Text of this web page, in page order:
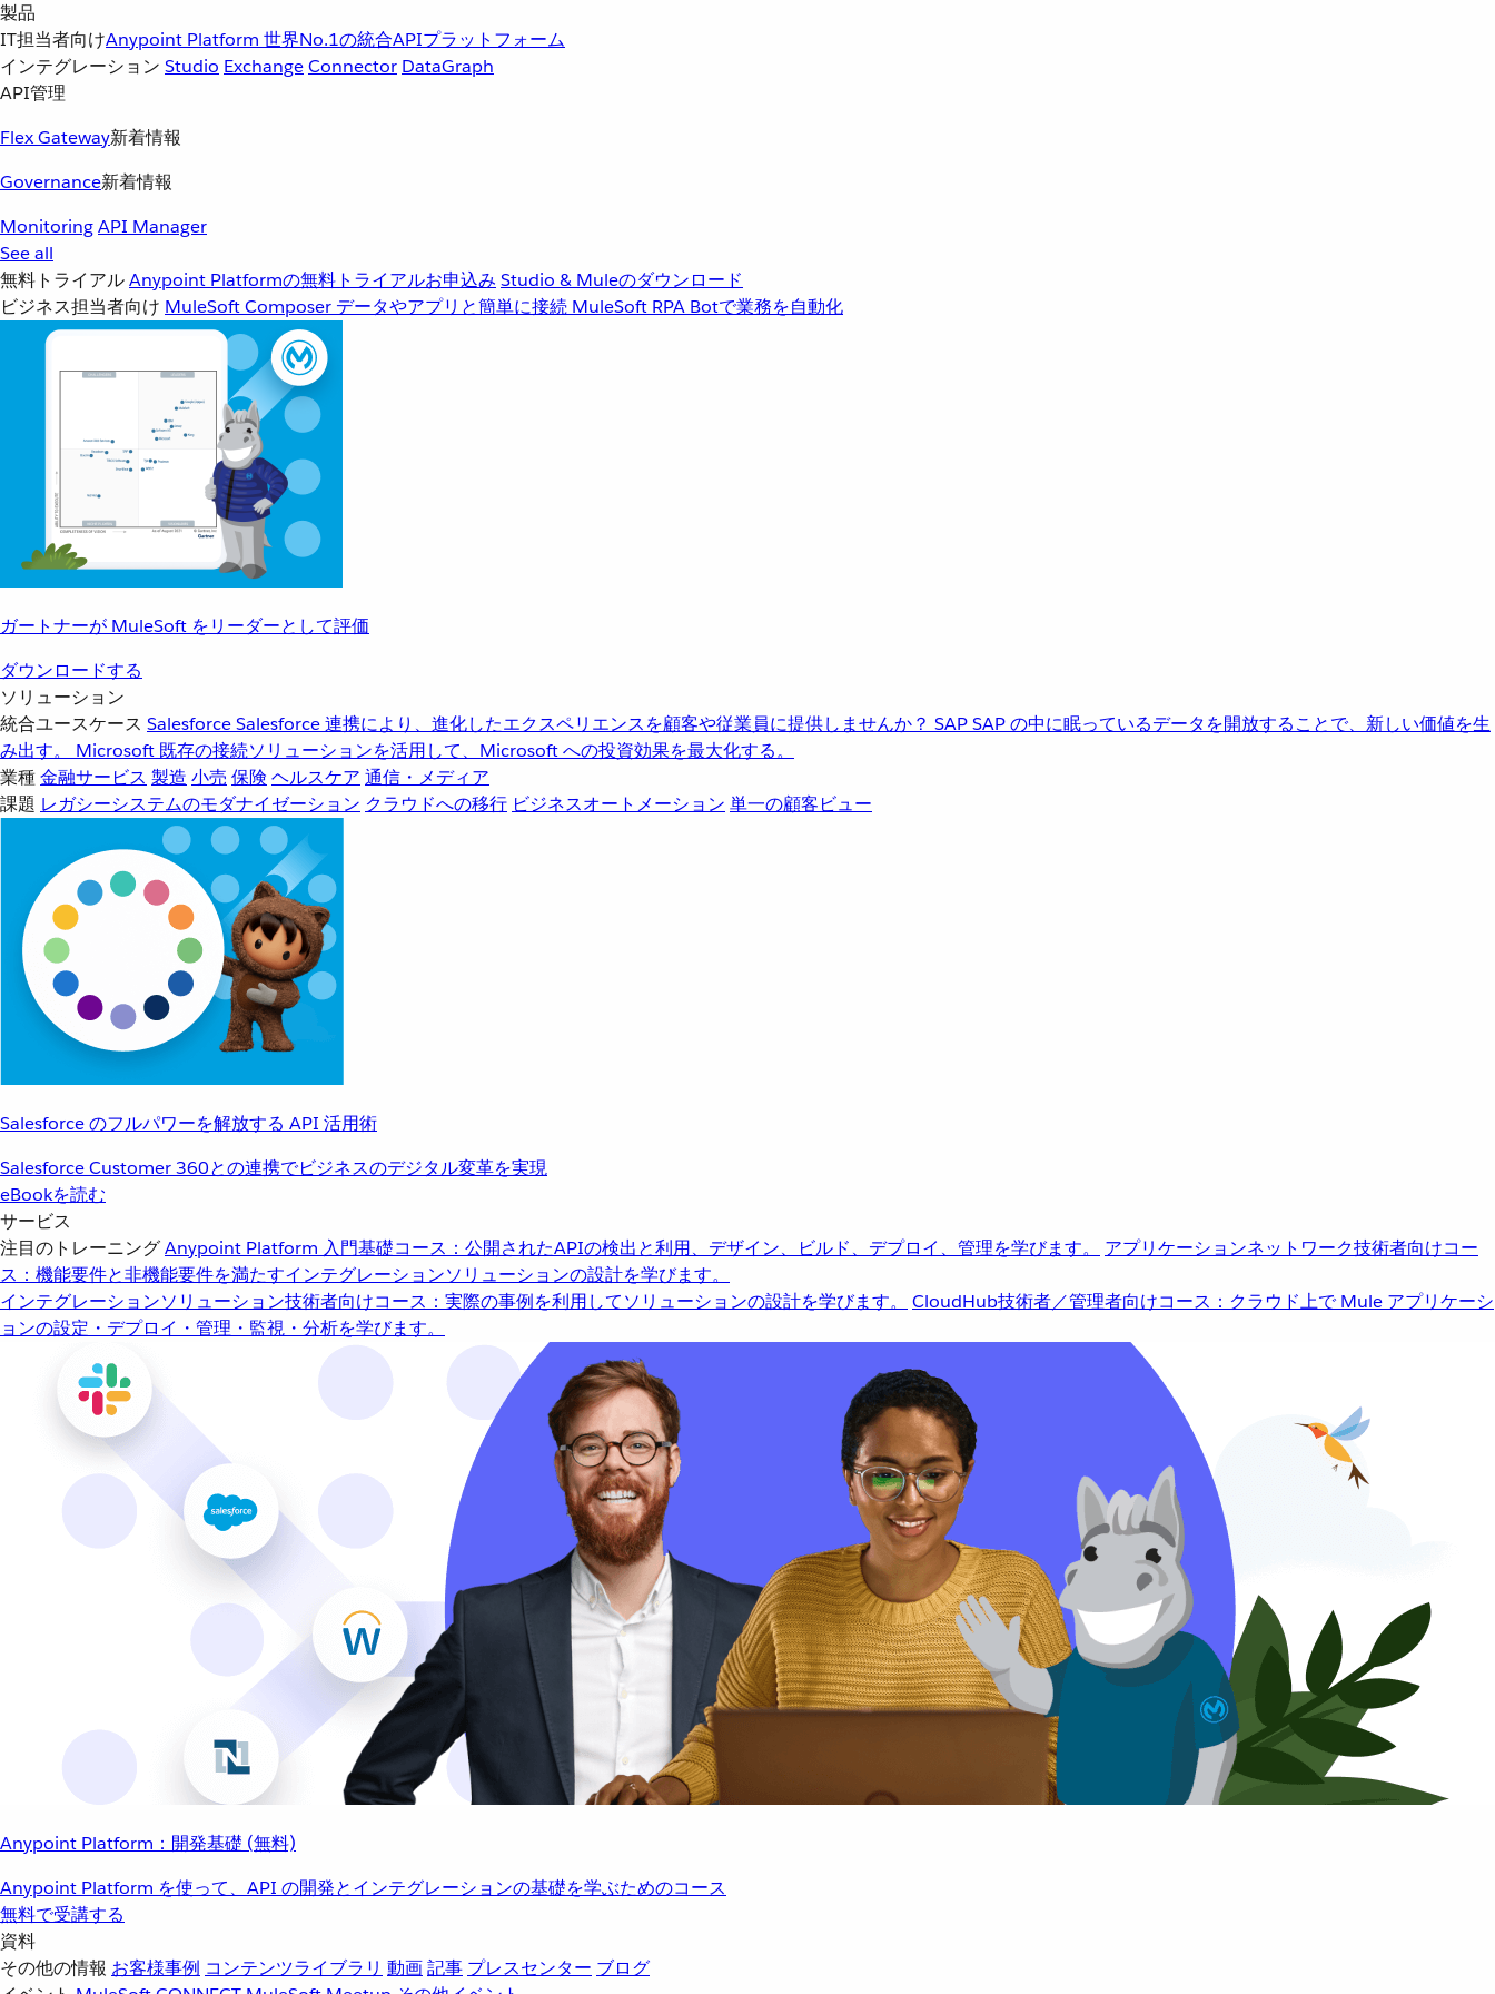
製品
IT担当者向けAnypoint Platform 世界No.1の統合APIプラットフォーム
インテグレーション Studio ExchangeConnector DataGraph
API管理
Flex Gateway新着情報
Governance新着情報
MonitoringAPI Manager
See all
無料トライアルAnypoint Platformの無料トライアルお申込み Studio & Muleのダウンロード
ビジネス担当者向け MuleSoft Composer データやアプリと簡単に接続 MuleSoft RPA Botで業務を自動化
ガートナーが MuleSoft をリーダーとして評価
ダウンロードする
ソリューション
統合ユースケース SalesforceSalesforce 連携により、進化したエクスペリエンスを顧客や従業員に提供しませんか？ SAPSAP の中に眠っているデータを開放することで、新しい価値を生
み出す。
Microsoft 既存の接続ソリューションを活用して、Microsoft への投資効果を最大化する。
業種金融サービス 製造 小売 保険 ヘルスケア 通信・メディア
課題 レガシーシステムのモダナイゼーション クラウドへの移行 ビジネスオートメーション 単一の顧客ビュー
Salesforce のフルパワーを解放する API 活用術
Salesforce Customer 360との連携でビジネスのデジタル変革を実現
eBookを読む
サービス
注目のトレーニングAnypoint Platform 入門基礎コース：公開されたAPIの検出と利用、デザイン、ビルド、デプロイ、管理を学びます。 アプリケーションネットワーク技術者向けコー
ス：機能要件と非機能要件を満たすインテグレーションソリューションの設計を学びます。
インテグレーションソリューション技術者向けコース：実際の事例を利用してソリューションの設計を学びます。 CloudHub技術者／管理者向けコース：クラウド上で Mule アプリケーシ
ョンの設定・デプロイ・管理・監視・分析を学びます。
Anypoint Platform：開発基礎 (無料)
Anypoint Platform を使って、API の開発とインテグレーションの基礎を学ぶためのコース
無料で受講する
資料
その他の情報 お客様事例 コンテンツライブラリ 動画記事 プレスセンター ブログ